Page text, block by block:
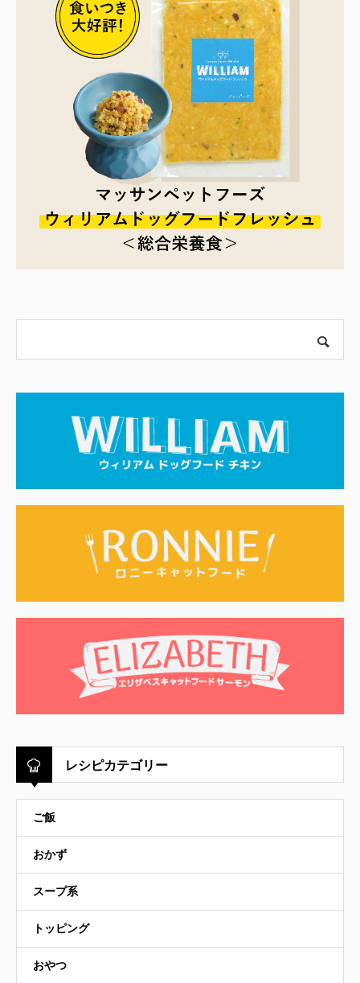
レシピカテゴリー
ご飯
おかず
スープ系
トッピング
おやつ